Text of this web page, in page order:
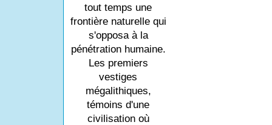
tout temps une
frontière naturelle qui
s'opposa à la
pénétration humaine.
Les premiers
vestiges
mégalithiques,
témoins d'une
civilisation où